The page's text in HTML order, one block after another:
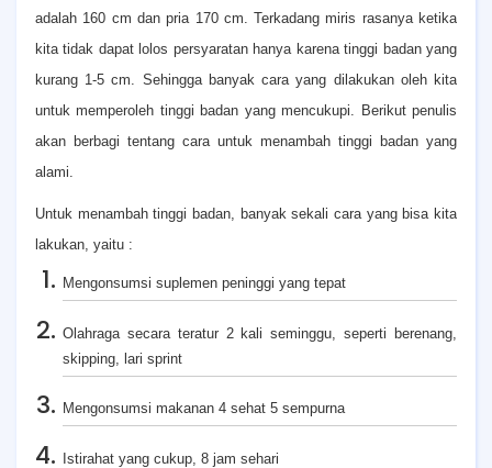
adalah 160 cm dan pria 170 cm. Terkadang miris rasanya ketika
kita tidak dapat lolos persyaratan hanya karena tinggi badan yang
kurang 1-5 cm. Sehingga banyak cara yang dilakukan oleh kita
untuk memperoleh tinggi badan yang mencukupi. Berikut penulis
akan berbagi tentang cara untuk menambah tinggi badan yang
alami.
Untuk menambah tinggi badan, banyak sekali cara yang bisa kita
lakukan, yaitu :
Mengonsumsi suplemen peninggi yang tepat
Olahraga secara teratur 2 kali seminggu, seperti berenang,
skipping, lari sprint
Mengonsumsi makanan 4 sehat 5 sempurna
Istirahat yang cukup, 8 jam sehari